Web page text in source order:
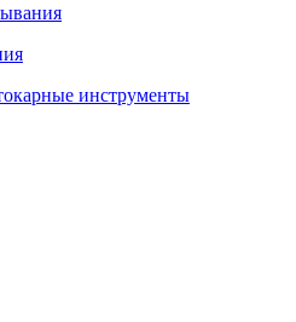
инструменты